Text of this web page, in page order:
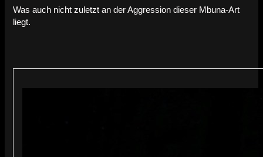
Was auch nicht zuletzt an der Aggression dieser Mbuna-Art
liegt.